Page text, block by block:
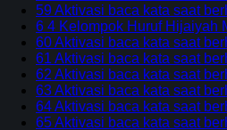
59 Aktivasi baca kata saat
6 4 Kelompok Huruf Hijaiyah
60 Aktivasi baca kata saat
61 Aktivasi baca kata saat
62 Aktivasi baca kata saat
63 Aktivasi baca kata saat
64 Aktivasi baca kata saat
65 Aktivasi baca kata saat